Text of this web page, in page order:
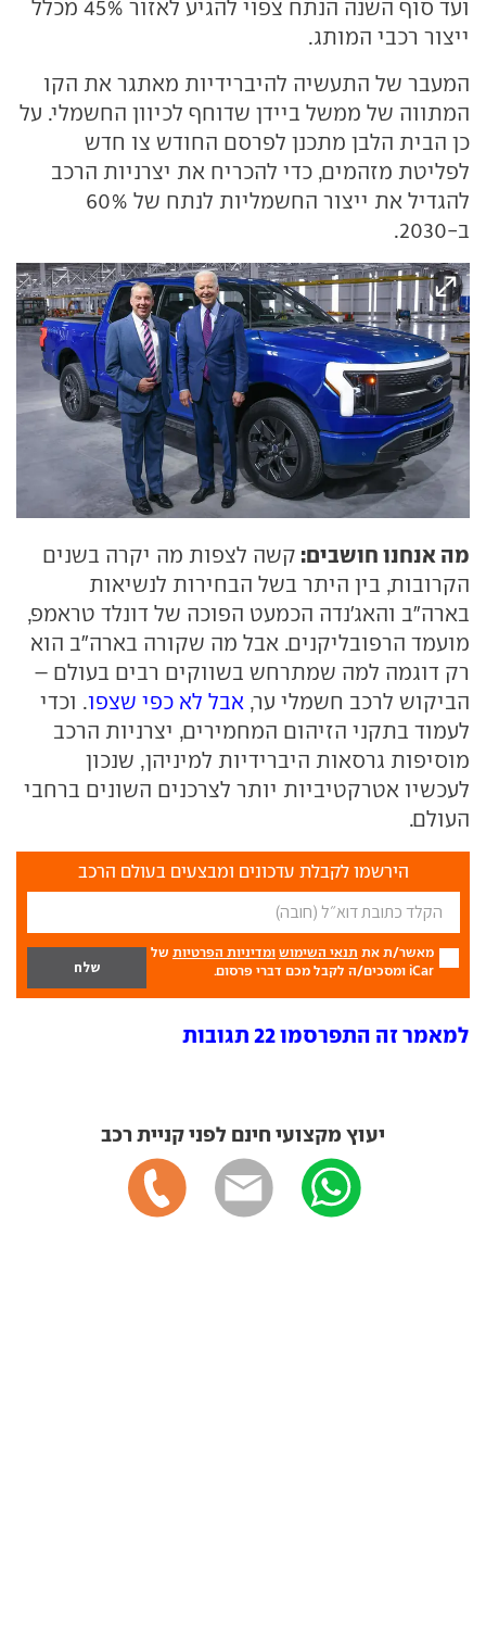
ועד סוף השנה הנתח צפוי להגיע לאזור 45% מכלל
ייצור רכבי המותג.
המעבר של התעשיה להיברידיות מאתגר את הקו
המתווה של ממשל ביידן שדוחף לכיוון החשמלי. על
כן הבית הלבן מתכנן לפרסם החודש צו חדש
לפליטת מזהמים, כדי להכריח את יצרניות הרכב
להגדיל את ייצור החשמליות לנתח של 60%
ב-2030.
מה אנחנו חושבים: קשה לצפות מה יקרה בשנים
הקרובות, בין היתר בשל הבחירות לנשיאות
בארה"ב והאג'נדה הכמעט הפוכה של דונלד טראמפ,
מועמד הרפובליקנים. אבל מה שקורה בארה"ב הוא
רק דוגמה למה שמתרחש בשווקים רבים בעולם –
הביקוש לרכב חשמלי ער, אבל לא כפי שצפו. וכדי
לעמוד בתקני הזיהום המחמירים, יצרניות הרכב
מוסיפות גרסאות היברידיות למיניהן, שנכון
לעכשיו אטרקטיביות יותר לצרכנים השונים ברחבי
העולם.
הירשמו לקבלת עדכונים ומבצעים בעולם הרכב
מאשר/ת את תנאי השימוש ומדיניות הפרטיות של
iCar ומסכים/ה לקבל מכם דברי פרסום.
למאמר זה התפרסמו 22 תגובות
יעוץ מקצועי חינם לפני קניית רכב